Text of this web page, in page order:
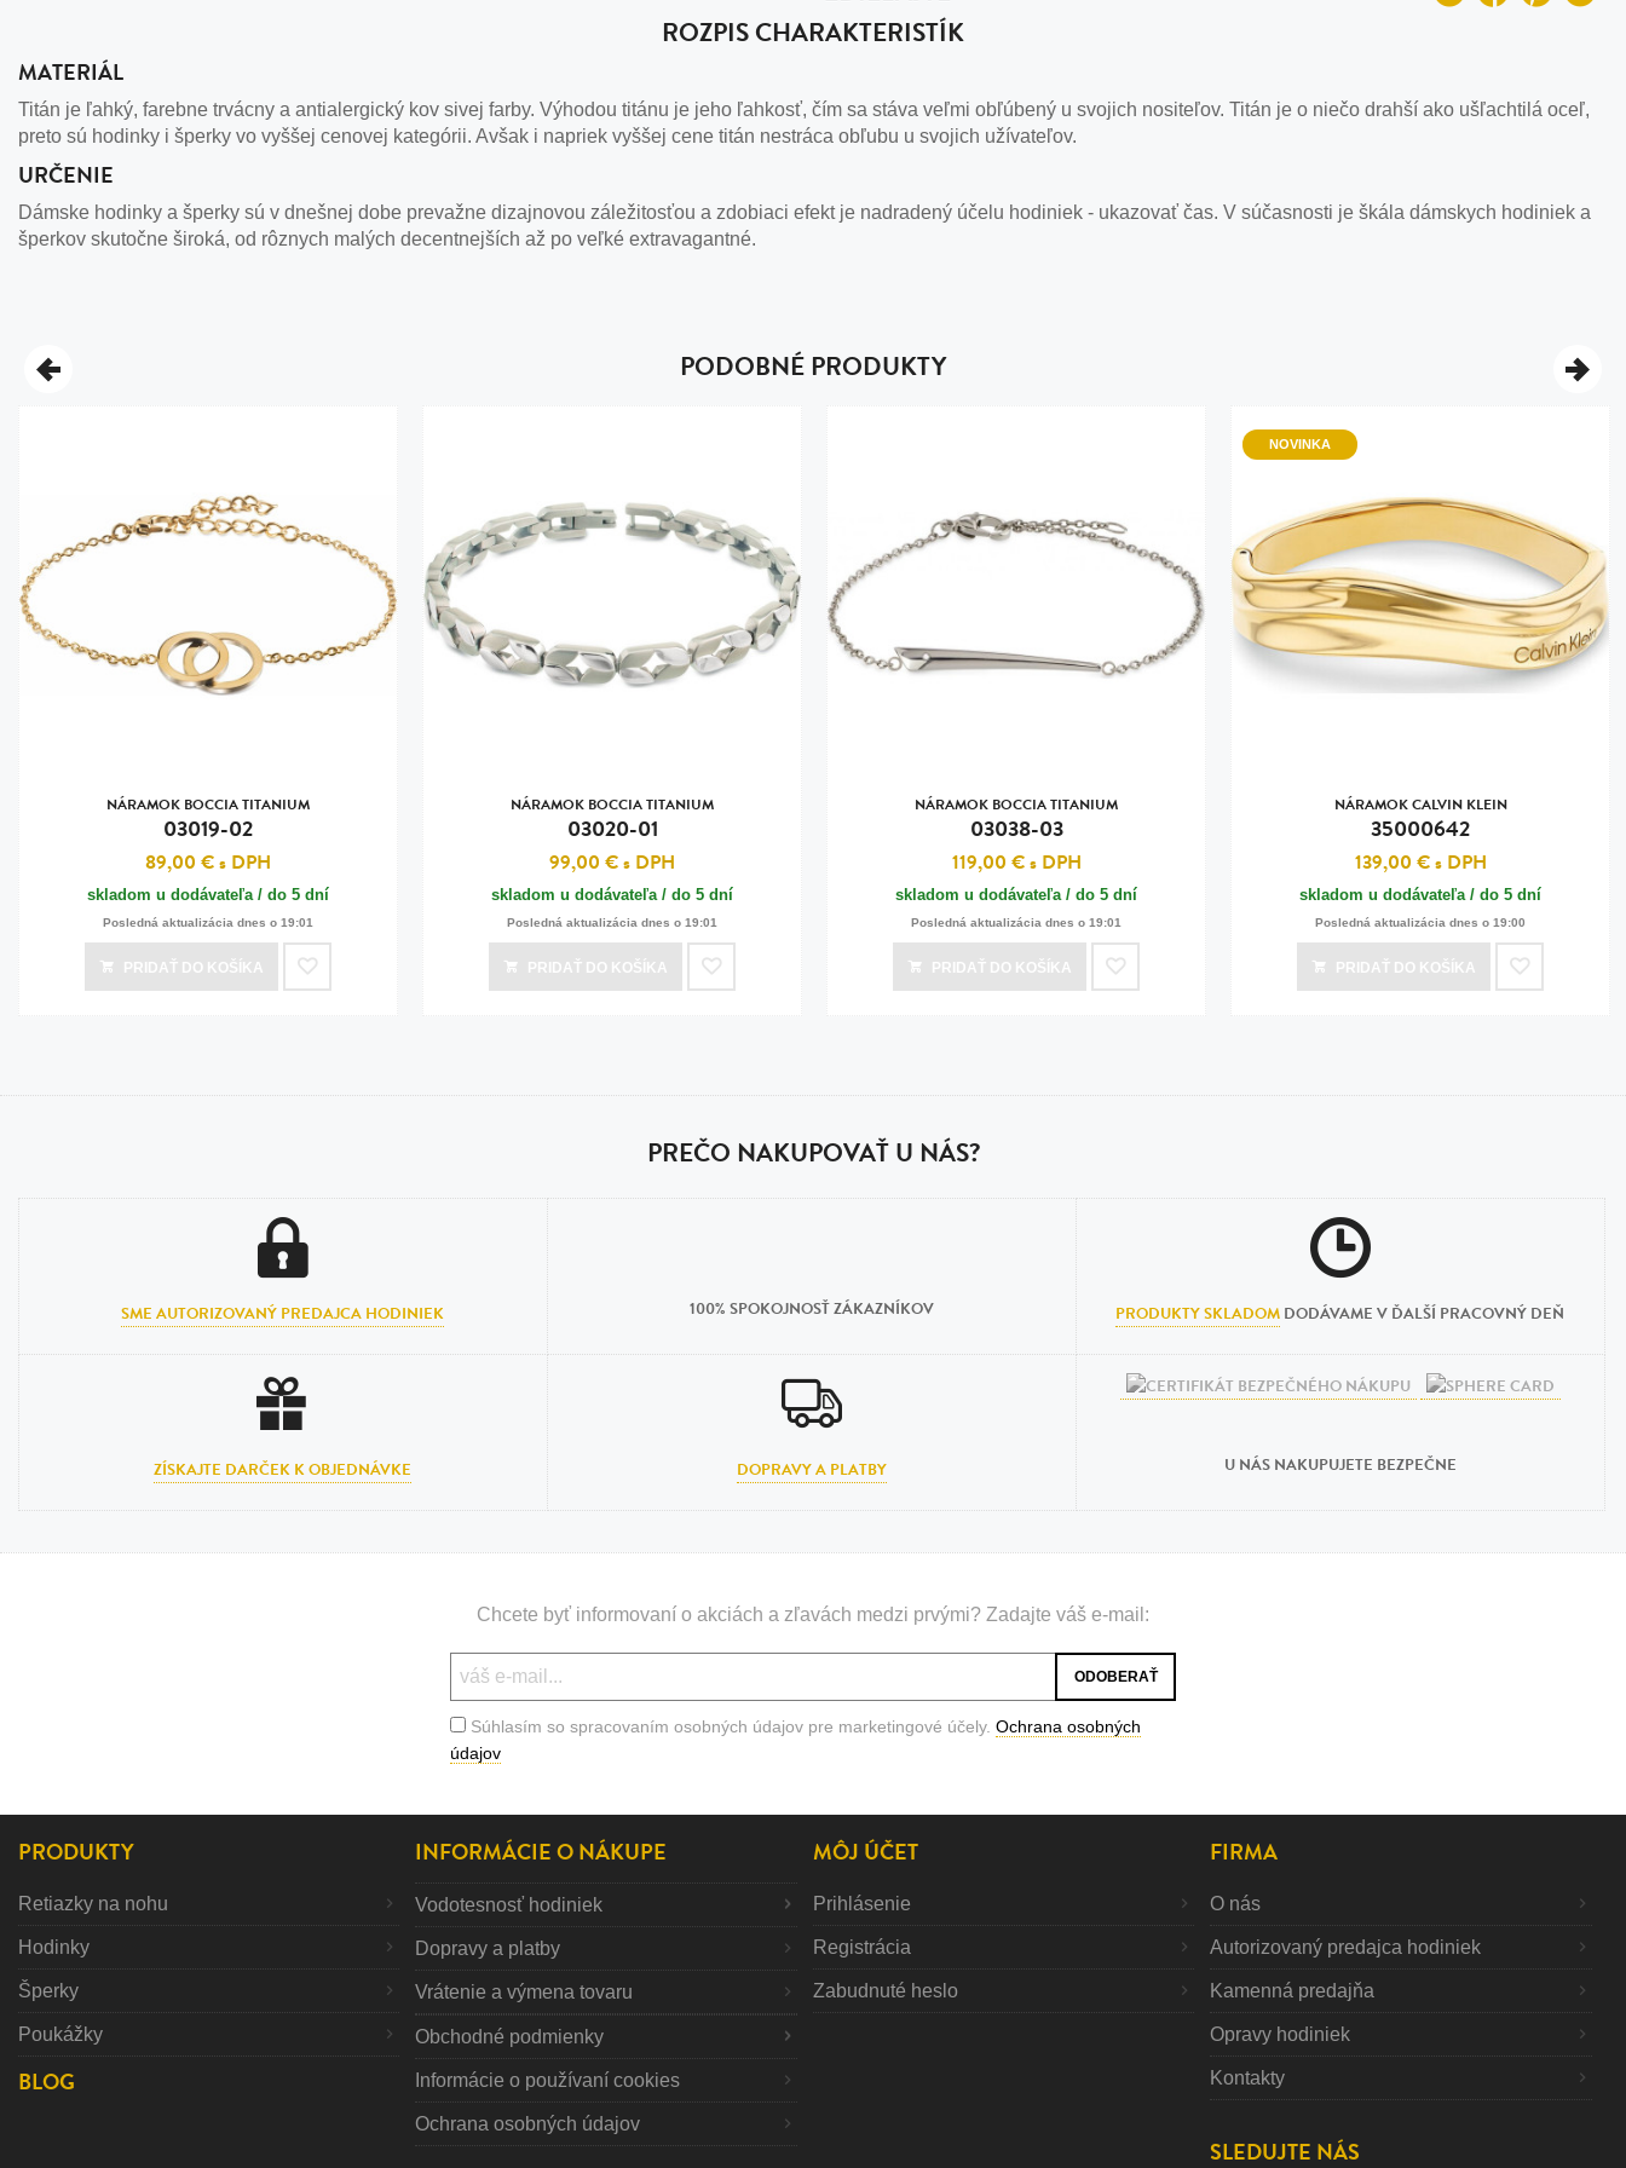
ROZPIS CHARAKTERISTÍK
MATERIÁL
Titán je ľahký, farebne trvácny a antialergický kov sivej farby. Výhodou titánu je jeho ľahkosť, čím sa stáva veľmi obľúbený u svojich nositeľov. Titán je o niečo drahší ako ušľachtilá oceľ,
preto sú hodinky i šperky vo vyššej cenovej kategórii. Avšak i napriek vyššej cene titán nestráca obľubu u svojich užívateľov.
URČENIE
Dámske hodinky a šperky sú v dnešnej dobe prevažne dizajnovou záležitosťou a zdobiaci efekt je nadradený účelu hodiniek - ukazovať čas. V súčasnosti je škála dámskych hodiniek a
šperkov skutočne široká, od rôznych malých decentnejších až po veľké extravagantné.
PODOBNÉ PRODUKTY
NÁRAMOK BOCCIA TITANIUM
03019-02
89,00 €s DPH
skladom u dodávateľa / do 5 dní
Posledná aktualizácia dnes o 19:01
PRIDAŤ DO KOŠÍKA
NÁRAMOK BOCCIA TITANIUM
03020-01
99,00 €s DPH
skladom u dodávateľa / do 5 dní
Posledná aktualizácia dnes o 19:01
PRIDAŤ DO KOŠÍKA
NÁRAMOK BOCCIA TITANIUM
03038-03
119,00 €s DPH
skladom u dodávateľa / do 5 dní
Posledná aktualizácia dnes o 19:01
PRIDAŤ DO KOŠÍKA
NOVINKA
NÁRAMOK CALVIN KLEIN
35000642
139,00 €s DPH
skladom u dodávateľa / do 5 dní
Posledná aktualizácia dnes o 19:00
PRIDAŤ DO KOŠÍKA
PREČO NAKUPOVAŤ U NÁS?
SME AUTORIZOVANÝ PREDAJCA HODINIEK 100% SPOKOJNOSŤ ZÁKAZNÍKOV PRODUKTY SKLADOM DODÁVAME V ĎALŠÍ PRACOVNÝ DEŇ
ZÍSKAJTE DARČEK K OBJEDNÁVKE DOPRAVY A PLATBY U NÁS NAKUPUJETE BEZPEČNE
Chcete byť informovaní o akciách a zľavách medzi prvými? Zadajte váš e-mail:
Súhlasím so spracovaním osobných údajov pre marketingové účely. Ochrana osobných
údajov
PRODUKTY
Retiazky na nohu
Hodinky
Šperky
Poukážky
BLOG
INFORMÁCIE O NÁKUPE
Vodotesnosť hodiniek
Dopravy a platby
Vrátenie a výmena tovaru
Obchodné podmienky
Informácie o používaní cookies
Ochrana osobných údajov
MÔJ ÚČET
Prihlásenie
Registrácia
Zabudnuté heslo
FIRMA
O nás
Autorizovaný predajca hodiniek
Kamenná predajňa
Opravy hodiniek
Kontakty
SLEDUJTE NÁS